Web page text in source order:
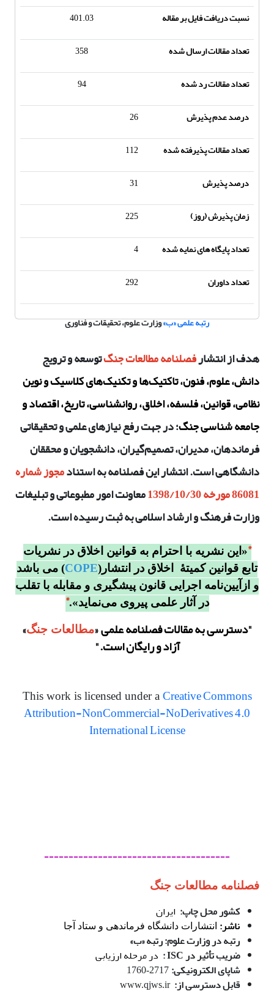
نسبت دریافت فایل بر مقاله
401.03
تعداد مقالات ارسال شده
358
تعداد مقالات رد شده
94
درصد عدم پذیرش
26
تعداد مقالات پذیرفته شده
112
درصد پذیرش
31
زمان پذیرش (روز)
225
تعداد پایگاه های نمایه شده
4
تعداد داوران
292
رتبه علمی «ب»وزارت علوم، تحقیقات و فناوری
هدف از انتشارفصلنامه مطالعات جنگتوسعه و ترویج
دانش، علوم، فنون، تاکتیک‌ها و تکنیک‌های کلاسیک و نوین
نظامی، قوانین، فلسفه، اخلاق، روانشناسی، تاریخ، اقتصاد و
جامعه شناسی جنگ؛ در جهت رفع نیازهای علمی و تحقیقاتی
فرماندهان، مدیران، تصمیم‌گیران، دانشجویان و محققان
دانشگاهی است. انتشار این فصلنامه به استنادمجوز شماره
86081 مورخه 1398/10/30
معاونت امور مطبوعاتی و تبلیغات
وزارت فرهنگ و ارشاد اسلامیبه ثبت رسیده است.
*«این نشریه با احترام به قوانین اخلاق در نشریات
تابع قوانین کمیتۀ اخلاق در انتشار(COPE) می باشد
و ازآیین‌نامه اجرایی قانون پیشگیری و مقابله با تقلب
در آثار علمی پیروی می‌نماید».*
"دسترسی به مقالات فصلنامه علمی«مطالعات جنگ»
آزاد و رایگان است."
This work is licensed under a Creative Commons
Attribution-NonCommercial-NoDerivatives 4.0
International License
--------------------------------------
فصلنامه مطالعات جنگ
کشور محل چاپ: ایران
ناشر: انتشارات دانشگاه فرماندهی و ستاد آجا
رتبه در وزارت علوم: رتبه «ب»
ضریب تأثیر در ISC :
در مرحله ارزیابی
شاپای الکترونیکی:
قابل دسترسی از: www.qjws.ir